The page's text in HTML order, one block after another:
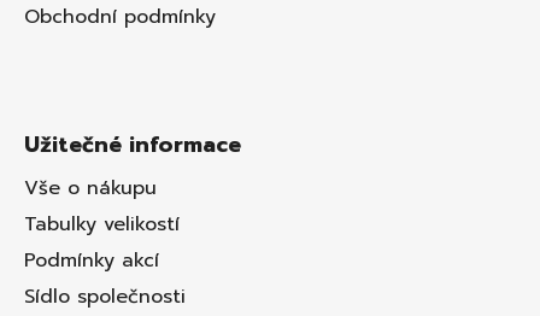
Obchodní podmínky
Užitečné informace
Vše o nákupu
Tabulky velikostí
Podmínky akcí
Sídlo společnosti